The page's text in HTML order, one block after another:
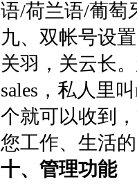
语/荷兰语/葡萄
九、双帐号设置
关羽，关云长
sales，私人里
个就可以收到
您工作、生活
十、管理功能